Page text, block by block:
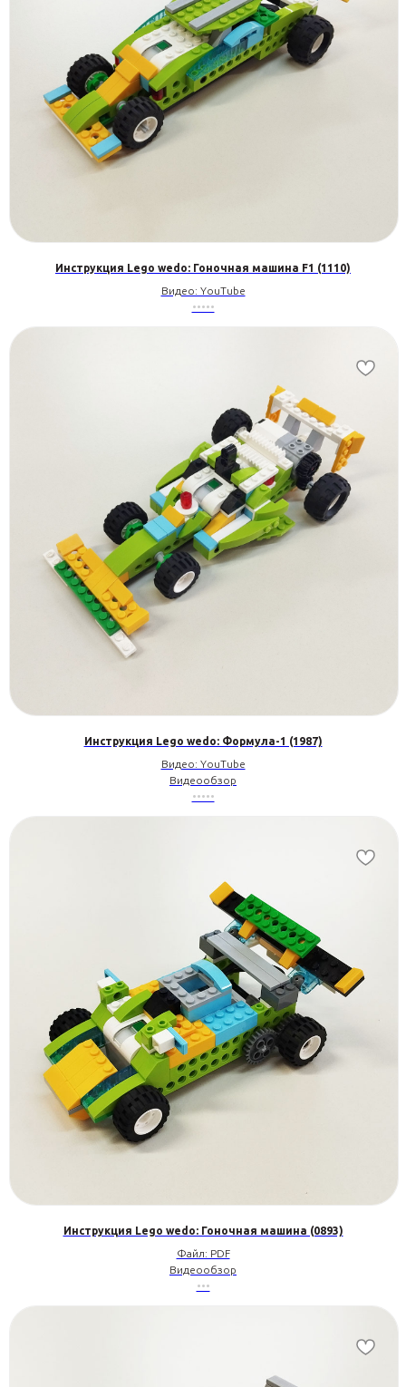
Инструкция Lego wedo: Гоночная машина F1 (1110)
Видео: YouTube
•••••
Инструкция Lego wedo: Формула-1 (1987)
Видео: YouTube
Видеообзор
•••••
Инструкция Lego wedo: Гоночная машина (0893)
Файл: PDF
Видеообзор
•••